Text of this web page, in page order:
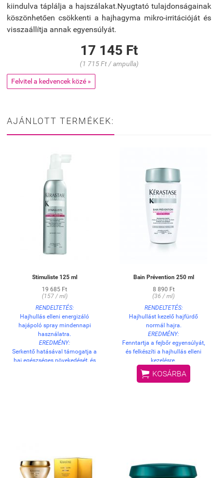
kiindulva táplálja a hajszálakat.Nyugtató tulajdonságainak
köszönhetően csökkenti a hajhagyma mikro-irritációját és
visszaállítja annak egyensúlyát.
17 145 Ft
(1 715 Ft / ampulla)
Felvitel a kedvencek közé »
AJÁNLOTT TERMÉKEK:
Stimuliste 125 ml
19 685 Ft
(157 / ml)
RENDELTETÉS:
Hajhullás elleni energizáló
hajápoló spray mindennapi
használatra.
EREDMÉNY:
Serkentő hatásával támogatja a
haj egészséges növekedését, és
HASZNÁLAT:
10 nyomásnyit permetezzen a
készítményből közvetlenül a
Bain Prévention 250 ml
8 890 Ft
(36 / ml)
RENDELTETÉS:
Hajhullást kezelő hajfürdő
normál hajra.
EREDMÉNY:
Fenntartja a fejbőr egyensúlyát,
és felkészíti a hajhullás elleni
kezelésre.
HASZNÁLAT:
Lágyan masszírozza be a nedves
 KOSÁRBA